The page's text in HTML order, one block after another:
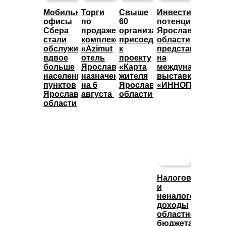
Мобильные
офисы
Сбера
стали
обслуживать
вдвое
больше
населенных
пунктов
Ярославской
области
Торги
по
продаже
комплекса
«Azimut
отель
Ярославль»
назначены
на 6
августа
Свыше
60
организаций
присоединились
к
проекту
«Карта
жителя
Ярославской
области»
потенциал
Ярославской
области
представят
на
международной
выставке
«ИННОПРОМ»
Налоговые
и
неналоговые
доходы
областного
бюджета